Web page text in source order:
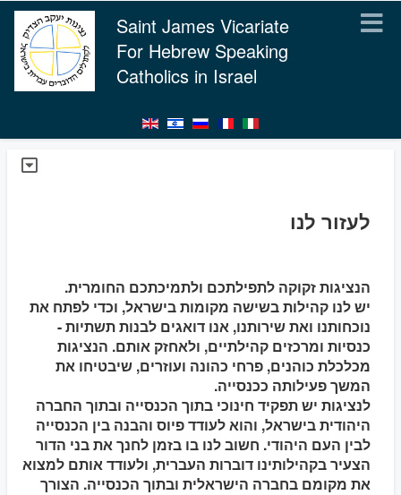
Saint James Vicariate
For Hebrew Speaking
Catholics in Israel
לעזור לנו
הנציגות זקוקה לתפילתכם ולתמיכתכם החומרית.
יש לנו קהילות בשישה מקומות בישראל, וכדי לפתח את
נוכחותנו ואת שירותנו, אנו דואגים לבנות תשתיות -
כנסיות ומרכזים קהילתיים, ולאחזק אותם. הנציגות
מכלכלת כוהנים, פרחי כהונה ועוזרים, שיבטיחו את
המשך פעילותה ככנסייה.
לנציגות יש תפקיד חינוכי בתוך הכנסייה ובתוך החברה
היהודית בישראל, והוא לעודד פיוס והבנה בין הכנסייה
לבין העם היהודי. חשוב לנו בו בזמן לחנך את בני הדור
הצעיר בקהילותינו דוברות העברית, ולעודד אותם למצוא
את מקומם בחברה הישראלית ובתוך הכנסייה. הצורך